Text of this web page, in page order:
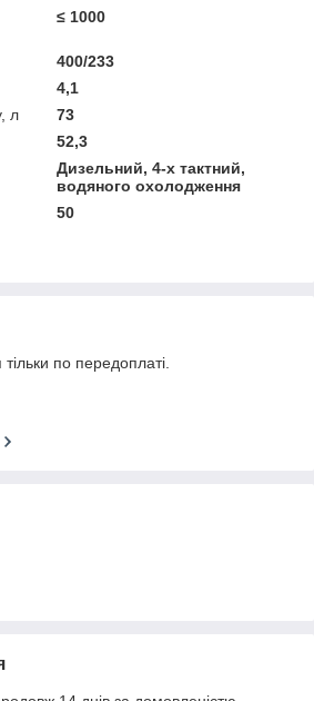
≤ 1000
400/233
4,1
л
73
52,3
Дизельний, 4-х тактний,
водяного охолодження
50
по передоплаті.